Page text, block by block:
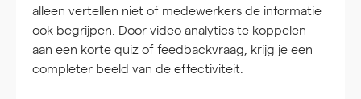
alleen vertellen niet of medewerkers de informatie
ook begrijpen. Door video analytics te koppelen
aan een korte quiz of feedbackvraag, krijg je een
completer beeld van de effectiviteit.